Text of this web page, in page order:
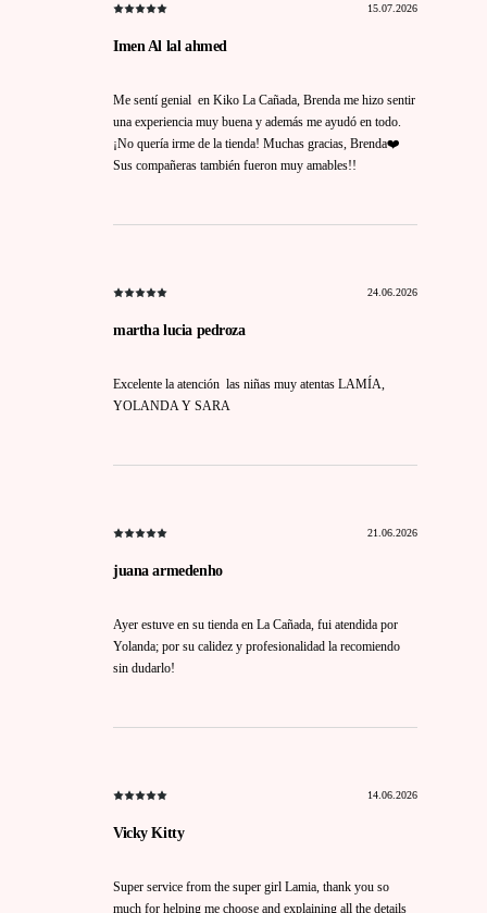
15.07.2026
Imen Al lal ahmed
Me sentí genial en Kiko La Cañada, Brenda me hizo sentir
una experiencia muy buena y además me ayudó en todo.
¡No quería irme de la tienda! Muchas gracias, Brenda❤️
Sus compañeras también fueron muy amables!!
24.06.2026
martha lucia pedroza
Excelente la atención las niñas muy atentas LAMÍA,
YOLANDA Y SARA
21.06.2026
juana armedenho
Ayer estuve en su tienda en La Cañada, fui atendida por
Yolanda; por su calidez y profesionalidad la recomiendo
sin dudarlo!
14.06.2026
Vicky Kitty
Super service from the super girl Lamia, thank you so
much for helping me choose and explaining all the details